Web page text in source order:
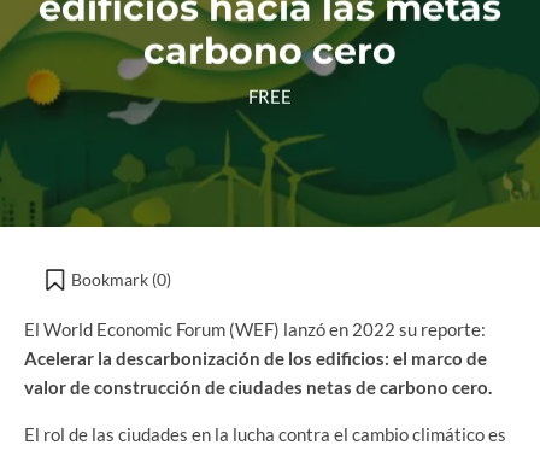
carbono cero
FREE
Bookmark (0)
El World Economic Forum (WEF) lanzó en 2022 su reporte:
Acelerar la descarbonización de los edificios: el marco de
valor de construcción de ciudades netas de carbono cero.
El rol de las ciudades en la lucha contra el cambio climático es